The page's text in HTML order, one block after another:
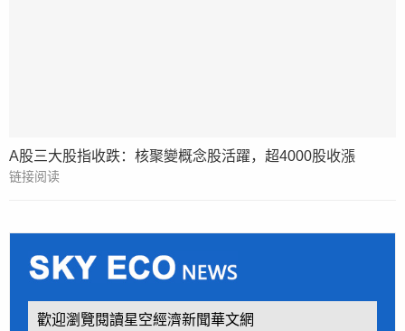
A股三大股指收跌：核聚變概念股活躍，超4000股收漲
链接阅读
歡迎瀏覽閱讀星空經濟新聞華文網